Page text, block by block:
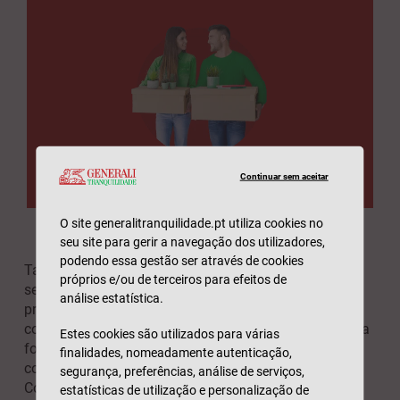
Também pode oferecer o excesso de produção aos
seus vizinhos. Desse modo, contribuirá para
proporcionar refeições baratas à sua própria
comunidade. “Resgatar” frutas e vegetais que, de outra
forma, iriam parar ao lixo, é outra excelente forma de
controlar os custos e minimizar o desperdício.
Contudo, certifique-se de que o produto recuperado
Continuar sem aceitar
O site generalitranquilidade.pt utiliza cookies no
seu site para gerir a navegação dos utilizadores,
podendo essa gestão ser através de cookies
próprios e/ou de terceiros para efeitos de
análise estatística.
Estes cookies são utilizados para várias
finalidades, nomeadamente autenticação,
segurança, preferências, análise de serviços,
estatísticas de utilização e personalização de